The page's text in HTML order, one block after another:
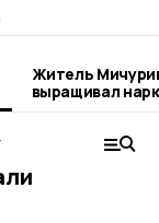
Житель
выращивал